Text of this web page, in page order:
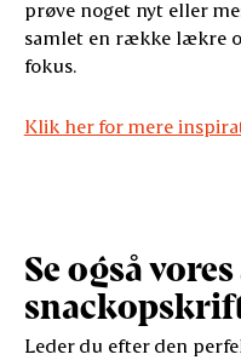
prøve noget nyt eller
samlet en række lækre
fokus.
Klik her for mere
Se også
Leder du efter den